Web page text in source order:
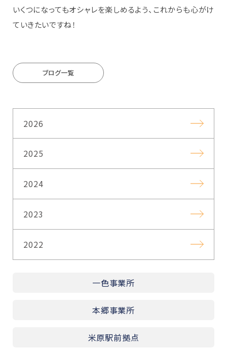
いくつになってもオシャレを楽しめるよう、これからも心がけ
ていきたいですね！
ブログ一覧
2026
2025
2024
2023
2022
一色事業所
本郷事業所
米原駅前拠点